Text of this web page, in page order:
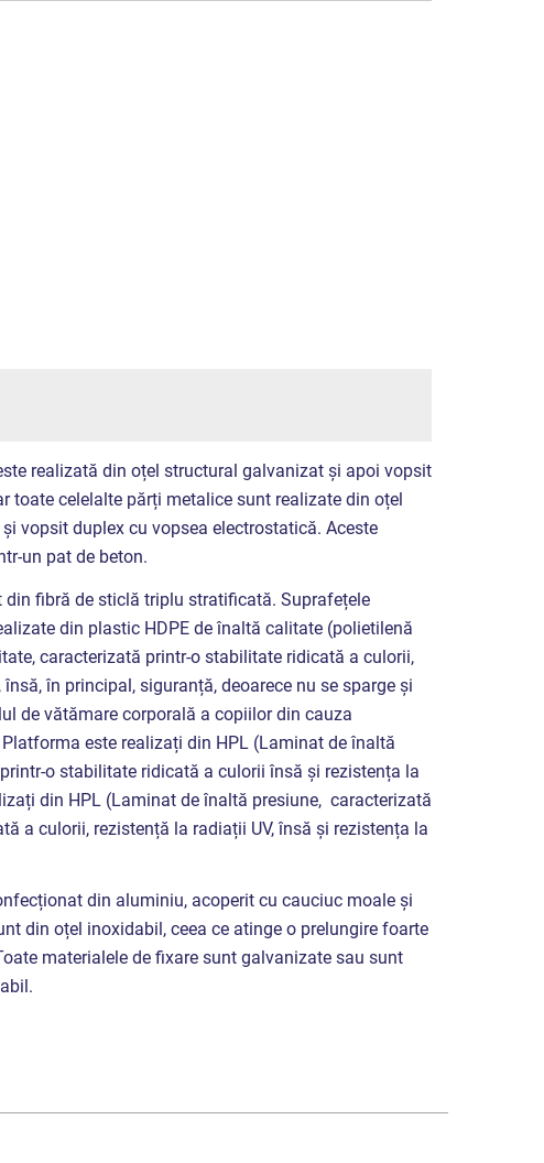
realizată din oțel structural galvanizat și apoi vopsit
toate celelalte părți metalice sunt realizate din oțel
vopsit duplex cu vopsea electrostatică. Aceste
un pat de beton.
din fibră de sticlă triplu stratificată. Suprafețele
din plastic HDPE de înaltă calitate (polietilenă
caracterizată printr-o stabilitate ridicată a culorii,
în principal, siguranță, deoarece nu se sparge și
de vătămare corporală a copiilor din cauza
este realizați din HPL (Laminat de înaltă
o stabilitate ridicată a culorii însă și rezistența la
din HPL (Laminat de înaltă presiune, caracterizată
a culorii, rezistență la radiații UV, însă și rezistența la
din aluminiu, acoperit cu cauciuc moale și
din oțel inoxidabil, ceea ce atinge o prelungire foarte
materialele de fixare sunt galvanizate sau sunt